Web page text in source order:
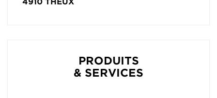
4910 THEUX
PRODUITS
& SERVICES